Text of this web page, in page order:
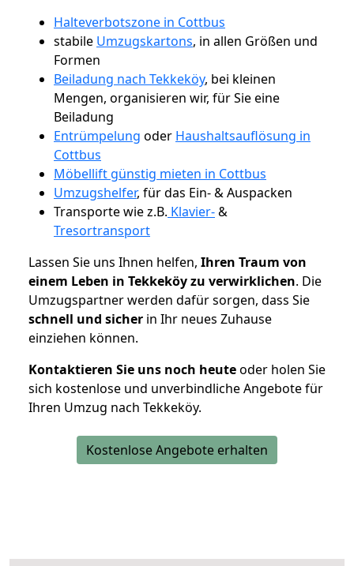
Halteverbotszone in Cottbus
stabile Umzugskartons, in allen Größen und
Formen
Beiladung nach Tekkeköy, bei kleinen
Mengen, organisieren wir, für Sie eine
Beiladung
Entrümpelung oder Haushaltsauflösung in
Cottbus
Möbellift günstig mieten in Cottbus
Umzugshelfer, für das Ein- & Auspacken
Transporte wie z.B. Klavier-&
Tresortransport
Lassen Sie uns Ihnen helfen, Ihren Traum von
einem Leben in Tekkeköy zu verwirklichen. Die
Umzugspartner werden dafür sorgen, dass Sie
schnell und sicher in Ihr neues Zuhause
einziehen können.
Kontaktieren Sie uns noch heuteoder holen Sie
sich kostenlose und unverbindliche Angebote für
Ihren Umzug nach Tekkeköy.
Kostenlose Angebote erhalten